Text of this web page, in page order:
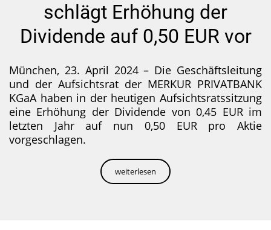
schlägt Erhöhung der
Dividende auf 0,50 EUR vor
München, 23. April 2024 – Die Geschäftsleitung
und der Aufsichtsrat der MERKUR PRIVATBANK
KGaA haben in der heutigen Aufsichtsratssitzung
eine Erhöhung der Dividende von 0,45 EUR im
letzten Jahr auf nun 0,50 EUR pro Aktie
vorgeschlagen.
weiterlesen